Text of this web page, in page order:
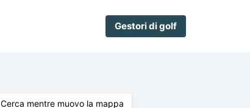
Gestori di golf
Cerca mentre muovo la mappa